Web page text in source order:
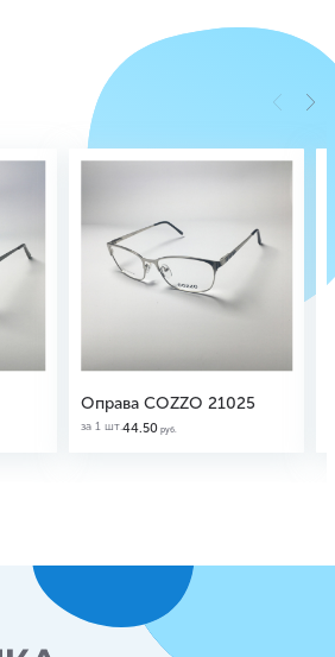
Оправа COZZO 21025
за 1 шт.44.50 руб.